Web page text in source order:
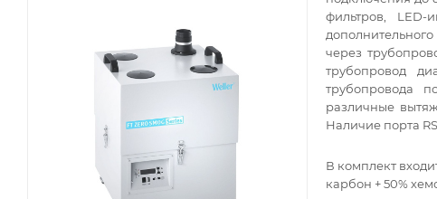
фильтров, LED-
через
трубопровод
трубопровода
различные
Наличие порта
В комплект
карбон + 50%